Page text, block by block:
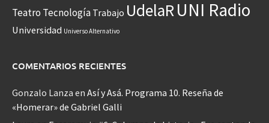
Teatro Tecnología Trabajo UdelaRUNI Radio
Universidad Universo Alternativo
COMENTARIOS RECIENTES
Gonzalo Lanza en Así y Asá. Programa 10. Reseña de
«Homerar» de Gabriel Galli